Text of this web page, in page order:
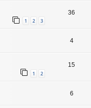
1 2 3
36
4
1 2
15
6